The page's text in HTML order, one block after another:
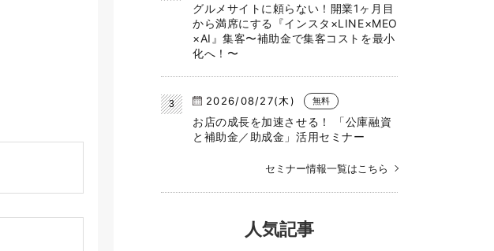
グルメサイトに頼らない！開業1ヶ月目
から満席にする『インスタ×LINE×MEO
×AI』集客〜補助金で集客コストを最小
化へ！〜
2026/08/27(木) 無料
お店の成長を加速させる！ 「公庫融資
と補助金／助成金」活用セミナー
セミナー情報一覧はこちら
人気記事